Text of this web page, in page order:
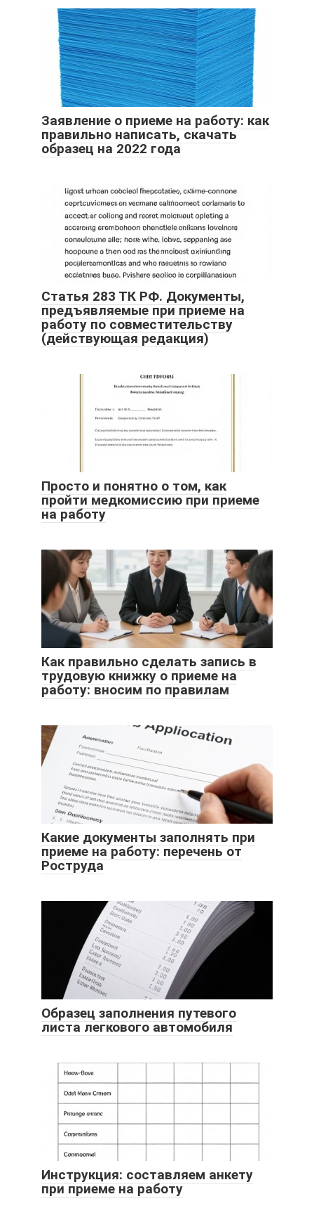
Заявление о приеме на работу: как
правильно написать, скачать
образец на 2022 года
Статья 283 ТК РФ. Документы,
предъявляемые при приеме на
работу по совместительству
(действующая редакция)
Просто и понятно о том, как
пройти медкомиссию при приеме
на работу
Как правильно сделать запись в
трудовую книжку о приеме на
работу: вносим по правилам
Какие документы заполнять при
приеме на работу: перечень от
Роструда
Образец заполнения путевого
листа легкового автомобиля
Инструкция: составляем анкету
при приеме на работу